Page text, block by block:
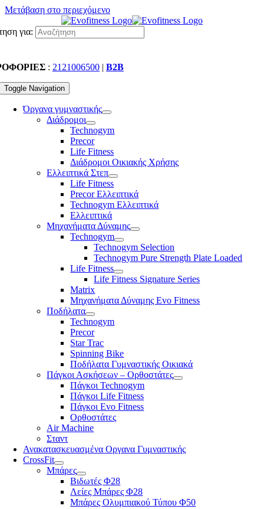
Μετάβαση στο περιεχόμενο
για:
: 2121006500 | B2B
Toggle Navigation
Όργανα γυμναστικής
Διάδρομοι
Technogym
Precor
Life Fitness
Διάδρομοι Οικιακής Χρήσης
Ελλειπτικά Στεπ
Life Fitness
Precor Ελλειπτικά
Technogym Ελλειπτικά
Ελλειπτικά
Μηχανήματα Δύναμης
Technogym
Technogym Selection
Technogym Pure Strength Plate Loaded
Life Fitness
Life Fitness Signature Series
Matrix
Μηχανήματα Δύναμης Evo Fitness
Ποδήλατα
Technogym
Precor
Star Trac
Spinning Bike
Ποδήλατα Γυμναστικής Οικιακά
Πάγκοι Ασκήσεων – Ορθοστάτες
Πάγκοι Technogym
Πάγκοι Life Fitness
Πάγκοι Evo Fitness
Ορθοστάτες
Air Machine
Σταντ
Ανακατασκευασμένα Οργανα Γυμναστικής
CrossFit
Μπάρες
Βιδωτές Φ28
Λείες Μπάρες Φ28
Μπάρες Ολυμπιακού Τύπου Φ50